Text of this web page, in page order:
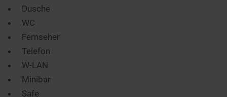
Dusche
WC
Fernseher
Telefon
W-LAN
Minibar
Safe